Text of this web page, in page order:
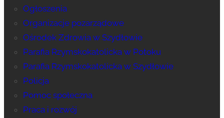
Ogłoszenia
Organizacje pozarządowe
Ośrodek Zdrowia w Szydłowie
Parafia Rzymskokatolicka w Potoku
Parafia Rzymskokatolicka w Szydłowie
Policja
Pomoc społeczna
Praca i rozwój